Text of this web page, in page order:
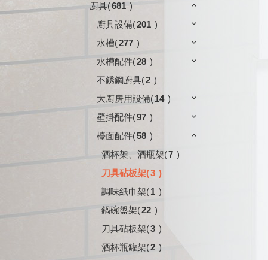
廚具(681 )
廚具設備(201 )
水槽(277 )
水槽配件(28 )
不銹鋼廚具(2 )
大廚房用設備(14 )
壁掛配件(97 )
檯面配件(58 )
酒杯架、酒瓶架(7 )
刀具砧板架(3 )
調味紙巾架(1 )
鍋碗盤架(22 )
刀具砧板架(3 )
酒杯瓶罐架(2 )